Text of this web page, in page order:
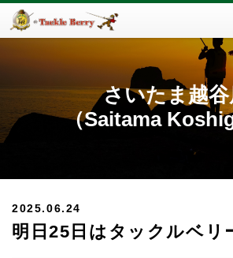
さいたま越
（Saitama
2025.06.24
明日25日はタックルベリ